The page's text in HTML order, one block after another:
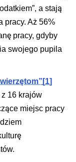
a stają
pracy. Aż 56%
pracy, gdyby
swojego pupila
[1]
16 krajów
miejsc pracy